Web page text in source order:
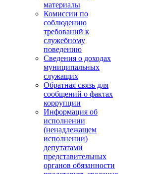
материалы
Комиссии по
соблюдению
требований к
служебному
поведению
Сведения о доходах
муниципальных
служащих
Обратная связь для
сообщений о фактах
коррупции
Информация об
исполнении
(ненадлежащем
исполнении)
депутатами
представительных
органов обязанности